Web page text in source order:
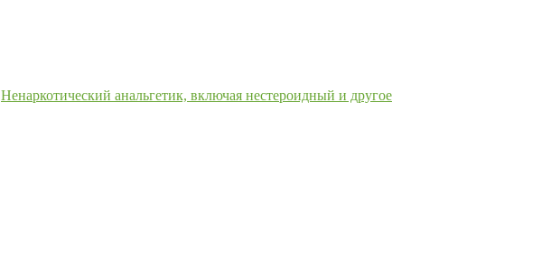
Ненаркотический анальгетик, включая нестероидный и другое